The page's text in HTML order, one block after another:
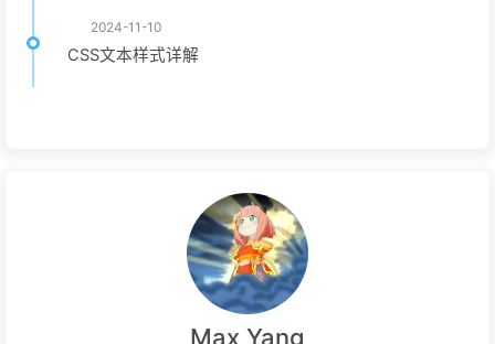
2024-11-10
CSS文本样式详解
Max Yang